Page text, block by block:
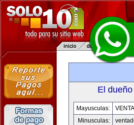
El
Mayusculas:
Minusculas: